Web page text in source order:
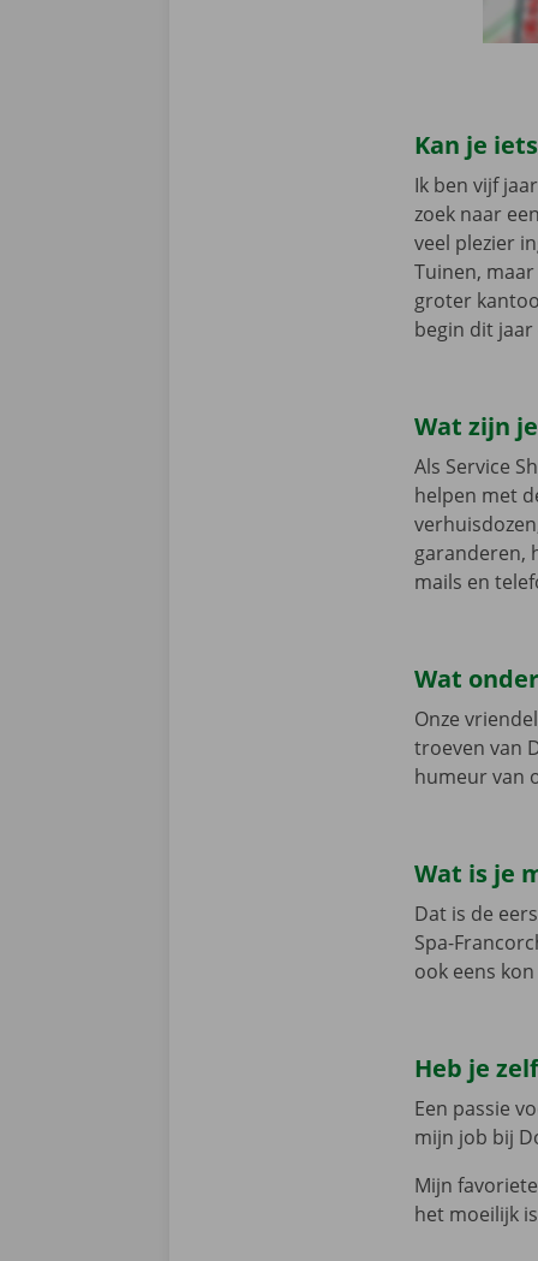
Kan je
Ik ben vijf
zoek naar
veel plezier
Tuinen,
groter
begin dit
Wat zijn
Als Service
helpen met
garanderen,
mails en
Wat
Onze
troeven van
humeur van
Wat is je
Dat is de
Spa-
ook eens
Heb je
Een passie
mijn job bij
Mijn
het moeilijk